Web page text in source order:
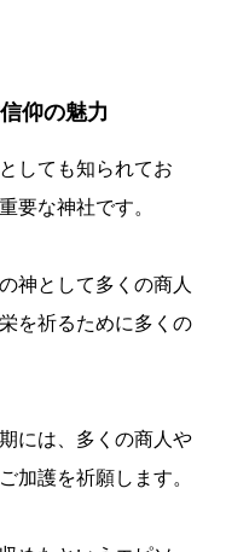
仰の魅力
しても知られてお
要な神社です。
神として多くの商人
を祈るために多くの
には、多くの商人や
加護を祈願します。